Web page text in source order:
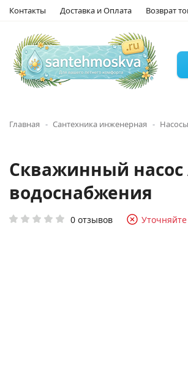
Контакты Доставка и Оплата Возврат
Главная Сантехника инженерная
Скважинный насос
водоснабжения
0 отзывов